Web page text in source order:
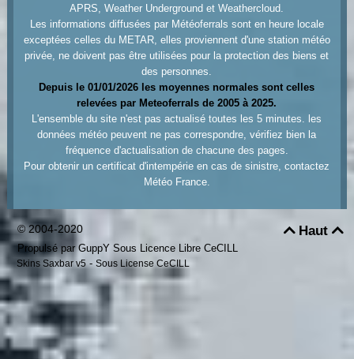
APRS, Weather Underground et Weathercloud.
Les informations diffusées par Météoferrals sont en heure locale
exceptées celles du METAR, elles proviennent d'une station météo
privée, ne doivent pas être utilisées pour la protection des biens et
des personnes.
Depuis le 01/01/2026 les moyennes normales sont celles
relevées par Meteoferrals de 2005 à 2025.
L'ensemble du site n'est pas actualisé toutes les 5 minutes. les
données météo peuvent ne pas correspondre, vérifiez bien la
fréquence d'actualisation de chacune des pages.
Pour obtenir un certificat d'intempérie en cas de sinistre, contactez
Météo France.
Haut
© 2004-2020
Propulsé par GuppY Sous Licence Libre CeCILL
Skins Saxbar v5- Sous License CeCILL